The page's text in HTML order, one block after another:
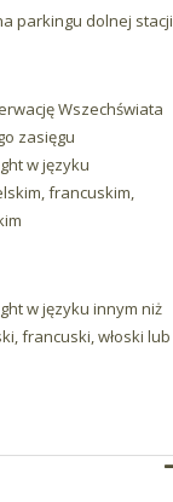
parkingu dolnej stacji
Wszechświata
zasięgu
w języku
francuskim,
w języku innym niż
francuski, włoski lub